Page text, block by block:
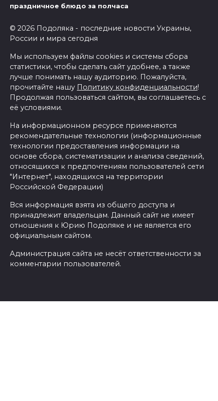
праздничное блюдо за полчаса
© 2026 Подоляка - последние новости Украины,
России и мира сегодня
Мы используем файлы cookies и системы сбора
статистики, чтобы сделать сайт удобнее, а также
лучше понимать нашу аудиторию. Пожалуйста,
прочитайте нашу Политику конфиденциальности!
Продолжая пользоваться сайтом, вы соглашаетесь с
её условиями.
На информационном ресурсе применяются
рекомендательные технологии (информационные
технологии предоставления информации на
основе сбора, систематизации и анализа сведений,
относящихся к предпочтениям пользователей сети
"Интернет", находящихся на территории
Российской Федерации)
Вся информация взята из общего доступа и
принадлежит владельцам. Данный сайт не имеет
отношения к Юрию Подоляке и не является его
официальным сайтом.
Администрация сайта не несёт ответственности за
комментарии пользователей.